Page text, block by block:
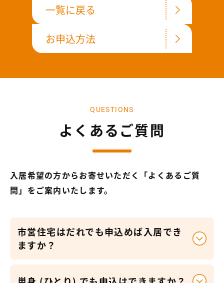
一覧に戻る
お申込方法
QUESTIONS
よくあるご質問
入居希望の方からお寄せいただく「よくあるご質
問」をご案内いたします。
市営住宅はだれでも申込めば入居でき
ますか？